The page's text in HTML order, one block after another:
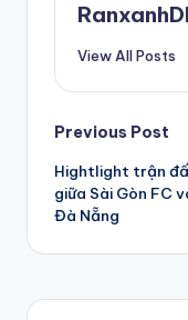
View All Posts
Post
Previous Post
Hightlight trận
giữa Sài Gòn FC
Đà Nẵng